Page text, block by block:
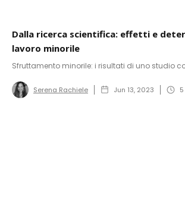
Dalla ricerca scientifica: effetti e
lavoro minorile
Sfruttamento minorile: i risultati di uno studio
Serena Rachiele Jun 13, 2023 5